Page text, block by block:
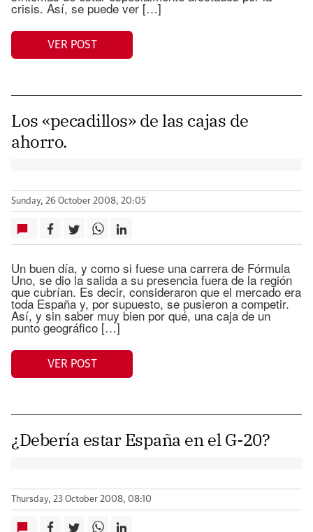
crisis. Así, se puede ver […]
VER POST
Los «pecadillos» de las cajas de
ahorro.
Sunday, 26 October 2008, 20:05
Un buen día, y como si fuese una carrera de Fórmula
Uno, se dio la salida a su presencia fuera de la región
que cubrían. Es decir, consideraron que el mercado era
toda España y, por supuesto, se pusieron a competir.
Así, y sin saber muy bien por qué, una caja de un
punto geográfico […]
VER POST
¿Debería estar España en el G-20?
Thursday, 23 October 2008, 08:10